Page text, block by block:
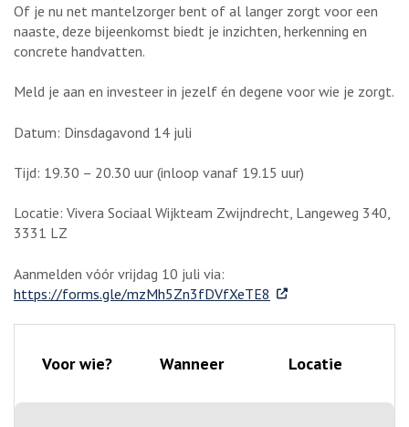
Of je nu net mantelzorger bent of al langer zorgt voor een
naaste, deze bijeenkomst biedt je inzichten, herkenning en
concrete handvatten.
Meld je aan en investeer in jezelf én degene voor wie je zorgt.
Datum: Dinsdagavond 14 juli
Tijd: 19.30 – 20.30 uur (inloop vanaf 19.15 uur)
Locatie: Vivera Sociaal Wijkteam Zwijndrecht, Langeweg 340,
3331 LZ
Aanmelden vóór vrijdag 10 juli via:
https://forms.gle/mzMh5Zn3fDVfXeTE8 . Externe link
Voor wie? Wanneer Locatie